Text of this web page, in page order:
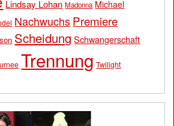
Lindsay Lohan Madonna Michael
Nachwuchs Premiere
Scheidung Schwangerschaft
Trennung Twilight